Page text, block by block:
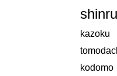
kazoku
kodomo